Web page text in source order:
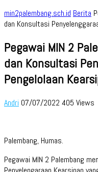
min2palembang.sch.id Berita
dan Konsultasi
Pegawai MIN 2
dan Konsultasi
Pengelolaan
Andri 07/07/2022 405 Views
Palembang, Humas.
Pegawai MIN 2 Palembang